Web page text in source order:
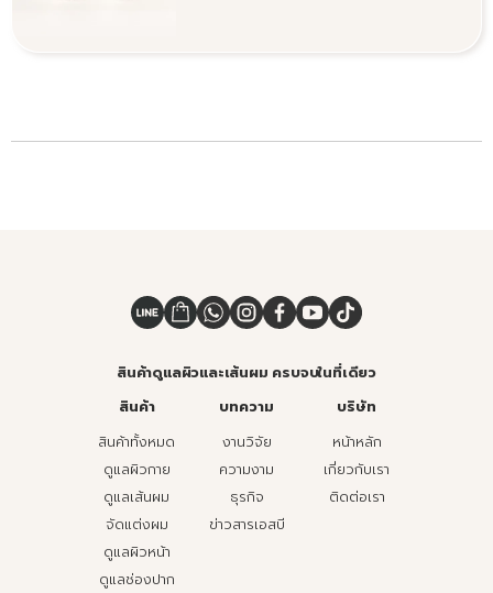
สินค้าดูแลผิวและเส้นผม ครบจบในที่เดียว
สินค้า
สินค้าทั้งหมด
ดูแลผิวกาย
ดูแลเส้นผม
จัดแต่งผม
ดูแลผิวหน้า
ดูแลช่องปาก
บทความ
งานวิจัย
ความงาม
ธุรกิจ
ข่าวสารเอสบี
บริษัท
หน้าหลัก
เกี่ยวกับเรา
ติดต่อเรา